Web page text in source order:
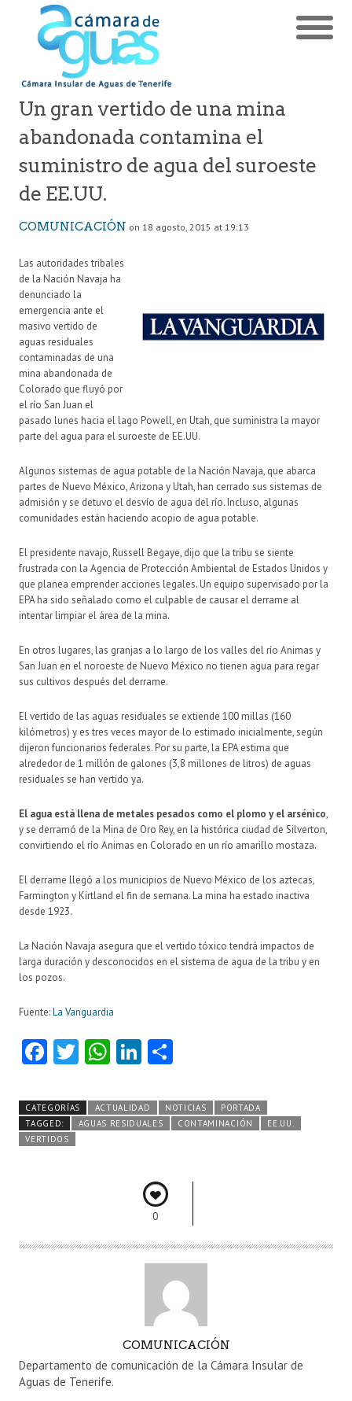
Un gran vertido de una mina
abandonada contamina el
suministro de agua del suroeste
de EE.UU.
COMUNICACIÓN on 18 agosto, 2015 at 19:13
Las autoridades tribales
de la Nación Navaja ha
denunciado la
emergencia ante el
masivo vertido de
aguas residuales
contaminadas de una
mina abandonada de
Colorado que fluyó por
el río San Juan el
pasado lunes hacia el lago Powell, en Utah, que suministra la mayor
parte del agua para el suroeste de EE.UU.
Algunos sistemas de agua potable de la Nación Navaja, que abarca
partes de Nuevo México, Arizona y Utah, han cerrado sus sistemas de
admisión y se detuvo el desvío de agua del río. Incluso, algunas
comunidades están haciendo acopio de agua potable.
El presidente navajo, Russell Begaye, dijo que la tribu se siente
frustrada con la Agencia de Protección Ambiental de Estados Unidos y
que planea emprender acciones legales. Un equipo supervisado por la
EPA ha sido señalado como el culpable de causar el derrame al
intentar limpiar el área de la mina.
En otros lugares, las granjas a lo largo de los valles del río Animas y
San Juan en el noroeste de Nuevo México no tienen agua para regar
sus cultivos después del derrame.
El vertido de las aguas residuales se extiende 100 millas (160
kilómetros) y es tres veces mayor de lo estimado inicialmente, según
dijeron funcionarios federales. Por su parte, la EPA estima que
alrededor de 1 millón de galones (3,8 millones de litros) de aguas
residuales se han vertido ya.
El agua está llena de metales pesados como el plomo y el arsénico,
y se derramó de la Mina de Oro Rey, en la histórica ciudad de Silverton,
convirtiendo el río Animas en Colorado en un río amarillo mostaza.
El derrame llegó a los municipios de Nuevo México de los aztecas,
Farmington y Kirtland el fin de semana. La mina ha estado inactiva
desde 1923.
La Nación Navaja asegura que el vertido tóxico tendrá impactos de
larga duración y desconocidos en el sistema de agua de la tribu y en
los pozos.
Fuente:La Vanguardia
Fa
b
o
o
T
itt
er
W
ts
A
Li
e
dI
m
pa
CATEGORÍAS ACTUALIDAD NOTICIAS
PORTADA
TAGGED:
AGUAS RESIDUALES CONTAMINACIÓN
EE.UU.
VERTIDOS
0
U
T
COMUNICACIÓN
Departamento de comunicación de la Cámara Insular de
Aguas de Tenerife.